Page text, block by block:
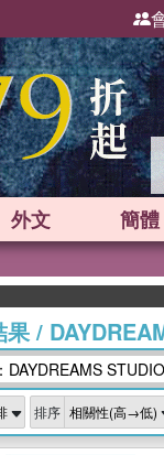
外文 簡體
果/
DAYDREAMS
排序